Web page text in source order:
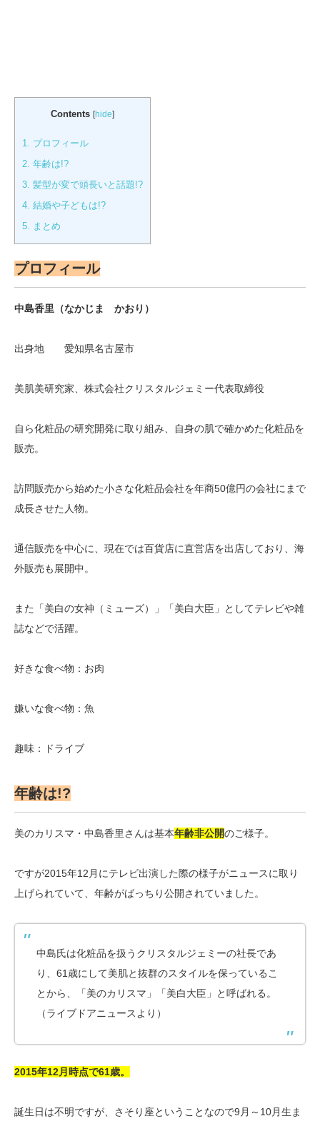
Contents [hide]
1. プロフィール
2. 年齢は!?
3. 髪型が変で頭長いと話題!?
4. 結婚や子どもは!?
5. まとめ
プロフィール
中島香里（なかじま かおり）
出身地 愛知県名古屋市
美肌美研究家、株式会社クリスタルジェミー代表取締役
自ら化粧品の研究開発に取り組み、自身の肌で確かめた化粧品を
販売。
訪問販売から始めた小さな化粧品会社を年商50億円の会社にまで
成長させた人物。
通信販売を中心に、現在では百貨店に直営店を出店しており、海
外販売も展開中。
また「美白の女神（ミューズ）」「美白大臣」としてテレビや雑
誌などで活躍。
好きな食べ物：お肉
嫌いな食べ物：魚
趣味：ドライブ
年齢は!?
美のカリスマ・中島香里さんは基本年齢非公開のご様子。
ですが2015年12月にテレビ出演した際の様子がニュースに取り
上げられていて、年齢がばっちり公開されていました。
中島氏は化粧品を扱うクリスタルジェミーの社長であ
り、61歳にして美肌と抜群のスタイルを保っているこ
とから、「美のカリスマ」「美白大臣」と呼ばれる。
（ライブドアニュースより）
2015年12月時点で61歳。
誕生日は不明ですが、さそり座ということなので9月～10月生ま